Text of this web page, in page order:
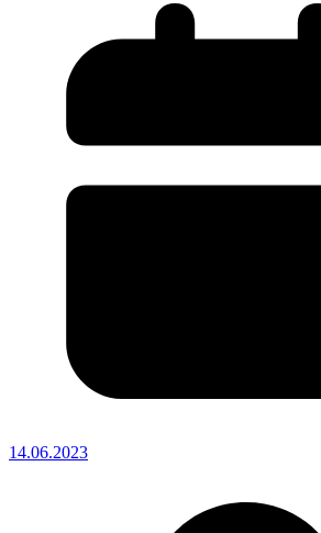
14.06.2023